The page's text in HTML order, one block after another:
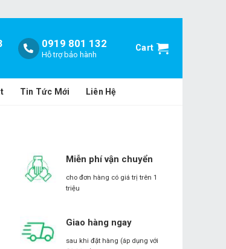
0919 801 132
Hỗ trợ bảo hành
Cart
Tin Tức Mới Liên Hệ
Miễn phí vận chuyển
cho đơn hàng có giá trị trên 1
triệu
Giao hàng ngay
sau khi đặt hàng (áp dụng với